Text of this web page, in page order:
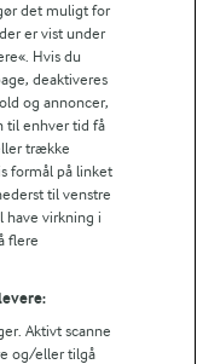
og
det?
det muligt for
er vist under
Hvis du
deaktiveres
og annoncer,
til enhver tid få
trække
formål på linket
til venstre
have virkning i
flere
Aktivt scanne
og/eller tilgå